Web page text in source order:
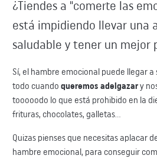
¿Tiendes a "comerte las
está impidiendo llevar una
saludable y tener un mejor
Sí, el hambre emocional puede llegar a
todo cuando queremos adelgazar y
tooooodo lo que está prohibido en la
frituras, chocolates, galletas...
Quizas pienses que necesitas aplacar
hambre emocional, para conseguir